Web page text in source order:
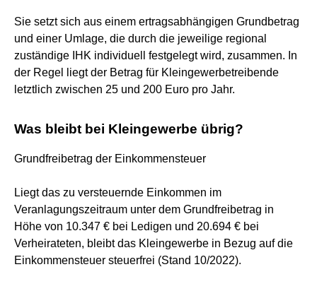
Sie setzt sich aus einem ertragsabhängigen Grundbetrag
und einer Umlage, die durch die jeweilige regional
zuständige IHK individuell festgelegt wird, zusammen. In
der Regel liegt der Betrag für Kleingewerbetreibende
letztlich zwischen 25 und 200 Euro pro Jahr.
Was bleibt bei Kleingewerbe übrig?
Grundfreibetrag der Einkommensteuer
Liegt das zu versteuernde Einkommen im
Veranlagungszeitraum unter dem Grundfreibetrag in
Höhe von 10.347 € bei Ledigen und 20.694 € bei
Verheirateten, bleibt das Kleingewerbe in Bezug auf die
Einkommensteuer steuerfrei (Stand 10/2022).